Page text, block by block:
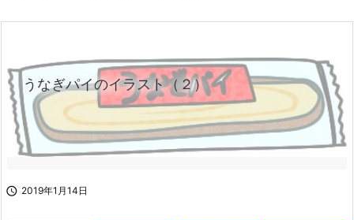

検索
うなぎパイのイラスト（２）
 2019年1月14日